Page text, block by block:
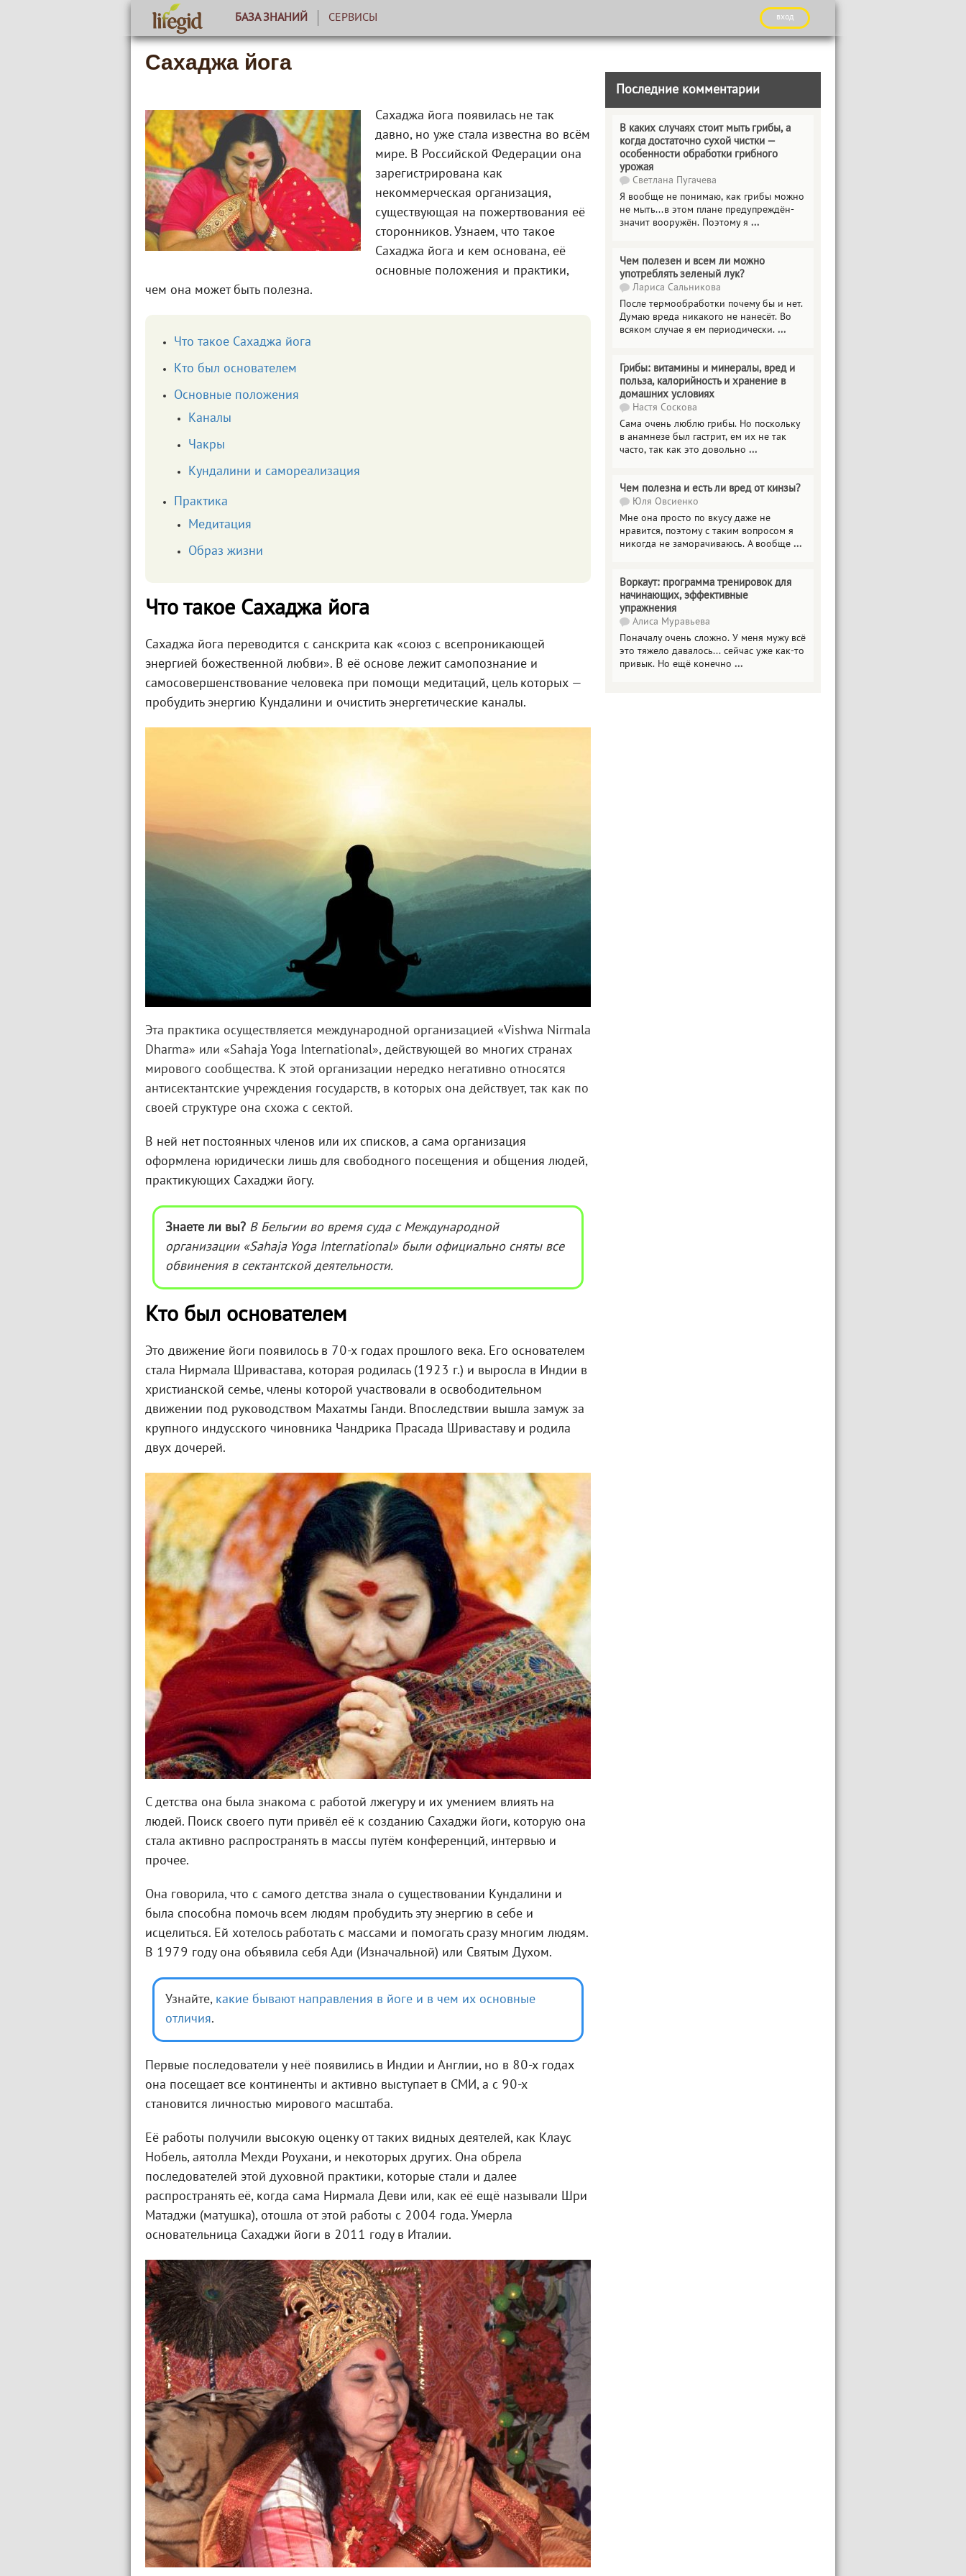
БАЗА ЗНАНИЙ СЕРВИСЫ вход
Сахаджа йога
Сахаджа йога появилась не так
давно, но уже стала известна во всём
мире. В Российской Федерации она
зарегистрирована как
некоммерческая организация,
существующая на пожертвования её
сторонников. Узнаем, что такое
Сахаджа йога и кем основана, её
основные положения и практики,
чем она может быть полезна.
Что такое Сахаджа йога
Кто был основателем
Основные положения
Каналы
Чакры
Кундалини и самореализация
Практика
Медитация
Образ жизни
Что такое Сахаджа йога
Сахаджа йога переводится с санскрита как «союз с всепроникающей
энергией божественной любви». В её основе лежит самопознание и
самосовершенствование человека при помощи медитаций, цель которых —
пробудить энергию Кундалини и очистить энергетические каналы.
Эта практика осуществляется международной организацией «Vishwa Nirmala
Dharma» или «Sahaja Yoga International», действующей во многих странах
мирового сообщества. К этой организации нередко негативно относятся
антисектантские учреждения государств, в которых она действует, так как по
своей структуре она схожа с сектой.
В ней нет постоянных членов или их списков, а сама организация
оформлена юридически лишь для свободного посещения и общения людей,
практикующих Сахаджи йогу.
Знаете ли вы? В Бельгии во время суда с Международной
организации «Sahaja Yoga International» были официально сняты все
обвинения в сектантской деятельности.
Кто был основателем
Это движение йоги появилось в 70-х годах прошлого века. Его основателем
стала Нирмала Шривастава, которая родилась (1923 г.) и выросла в Индии в
христианской семье, члены которой участвовали в освободительном
движении под руководством Махатмы Ганди. Впоследствии вышла замуж за
крупного индусского чиновника Чандрика Прасада Шриваставу и родила
двух дочерей.
С детства она была знакома с работой лжегуру и их умением влиять на
людей. Поиск своего пути привёл её к созданию Сахаджи йоги, которую она
стала активно распространять в массы путём конференций, интервью и
прочее.
Она говорила, что с самого детства знала о существовании Кундалини и
была способна помочь всем людям пробудить эту энергию в себе и
исцелиться. Ей хотелось работать с массами и помогать сразу многим людям.
В 1979 году она объявила себя Ади (Изначальной) или Святым Духом.
Узнайте, какие бывают направления в йоге и в чем их основные
отличия.
Первые последователи у неё появились в Индии и Англии, но в 80-х годах
она посещает все континенты и активно выступает в СМИ, а с 90-х
становится личностью мирового масштаба.
Её работы получили высокую оценку от таких видных деятелей, как Клаус
Нобель, аятолла Мехди Роухани, и некоторых других. Она обрела
последователей этой духовной практики, которые стали и далее
распространять её, когда сама Нирмала Деви или, как её ещё называли Шри
Матаджи (матушка), отошла от этой работы с 2004 года. Умерла
основательница Сахаджи йоги в 2011 году в Италии.
Последние комментарии
В каких случаях стоит мыть грибы, а
когда достаточно сухой чистки —
особенности обработки грибного
урожая
Светлана Пугачева
Я вообще не понимаю, как грибы можно
не мыть...в этом плане предупреждён-
значит вооружён. Поэтому я ...
Чем полезен и всем ли можно
употреблять зеленый лук?
Лариса Сальникова
После термообработки почему бы и нет.
Думаю вреда никакого не нанесёт. Во
всяком случае я ем периодически. ...
Грибы: витамины и минералы, вред и
польза, калорийность и хранение в
домашних условиях
Настя Соскова
Сама очень люблю грибы. Но поскольку
в анамнезе был гастрит, ем их не так
часто, так как это довольно ...
Чем полезна и есть ли вред от кинзы?
Юля Овсиенко
Мне она просто по вкусу даже не
нравится, поэтому с таким вопросом я
никогда не заморачиваюсь. А вообще ...
Воркаут: программа тренировок для
начинающих, эффективные
упражнения
Алиса Муравьева
Поначалу очень сложно. У меня мужу всё
это тяжело давалось... сейчас уже как-то
привык. Но ещё конечно ...